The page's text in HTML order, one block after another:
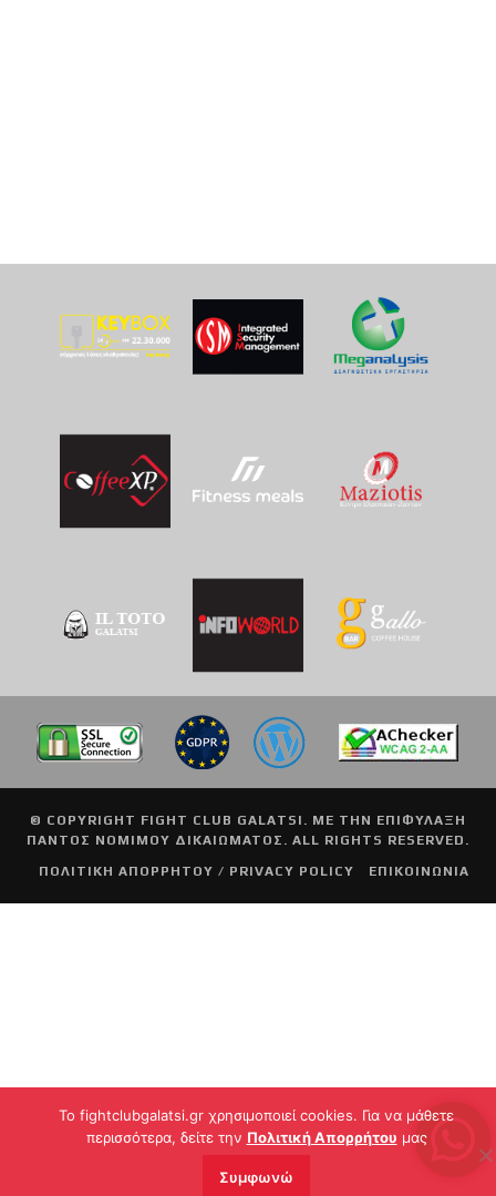
© COPYRIGHT FIGHT CLUB GALATSI
. ΜΕ ΤΗΝ ΕΠΙΦΥΛΑΞΗ
ΠΑΝΤΟΣ ΝΟΜΙΜΟΥ ΔΙΚΑΙΩΜΑΤΟΣ. ALL RIGHTS RESERVED.
ΠΟΛΙΤΙΚΗ ΑΠΟΡΡΗΤΟΥ / PRIVACY POLICY
ΕΠΙΚΟΙΝΩΝΙΑ
To fightclubgalatsi.gr χρησιμοποιεί cookies. Για να μάθετε
περισσότερα, δείτε την Πολιτική Απορρήτου μας
Συμφωνώ